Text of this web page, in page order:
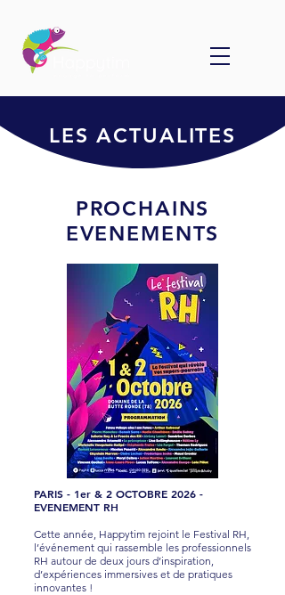
LES ACTUALITES
PROCHAINS
EVENEMENTS
PARIS - 1er & 2 OCTOBRE 2026 -
EVENEMENT RH
Cette année, Happytim rejoint le Festival RH,
l’événement qui rassemble les professionnels
RH autour de deux jours d’inspiration,
d’expériences immersives et de pratiques
innovantes !